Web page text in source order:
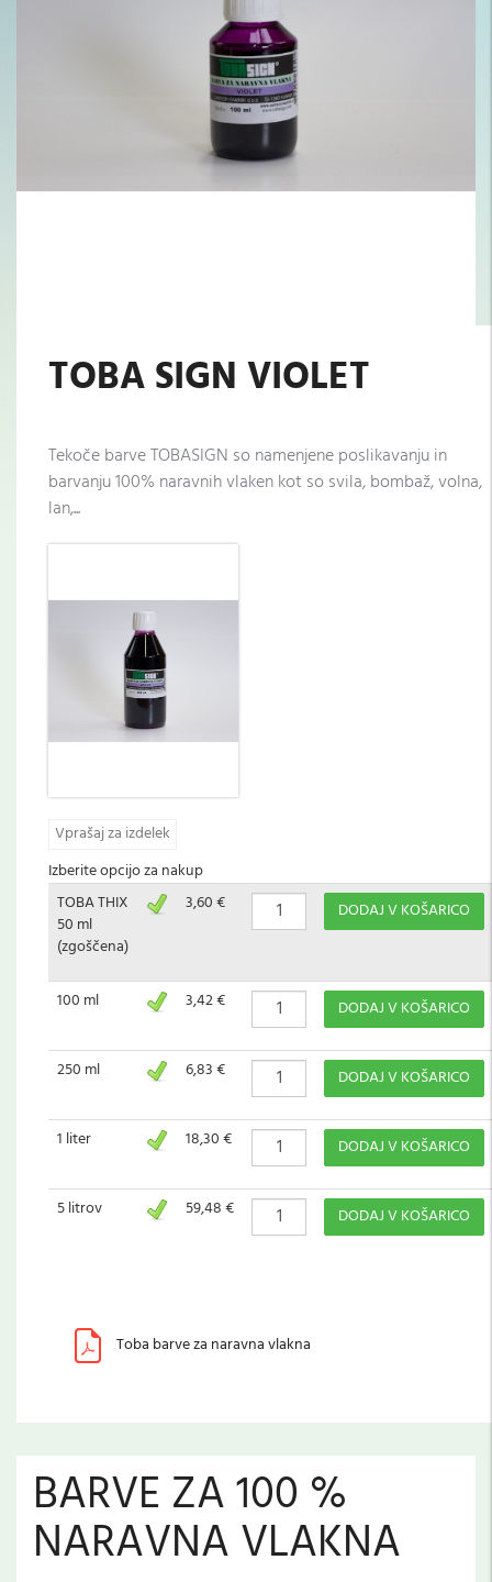
TOBA SIGN VIOLET
Tekoče barve TOBASIGN so namenjene poslikavanju in
barvanju 100% naravnih vlaken kot so svila, bombaž, volna,
lan,...
Vprašaj za izdelek
Izberite opcijo za nakup
TOBA THIX
50 ml
(zgoščena)
3,60 € DODAJ V KOŠARICO
100 ml 3,42 € DODAJ V KOŠARICO
250 ml 6,83 € DODAJ V KOŠARICO
1 liter 18,30 € DODAJ V KOŠARICO
5 litrov 59,48 € DODAJ V KOŠARICO
Toba barve za naravna vlakna
BARVE ZA 100 %
NARAVNA VLAKNA